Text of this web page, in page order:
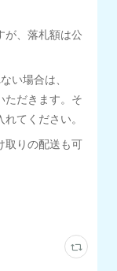
が、落札額は公
い場合は、
ただきます。そ
てください。
取りの配送も可